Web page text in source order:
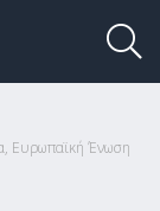
Ευρωπαϊκή Ένωση